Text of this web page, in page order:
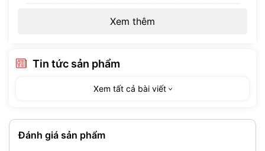
Xem thêm
Tin tức sản phẩm
Xem tất cả bài viết
Đánh giá sản phẩm